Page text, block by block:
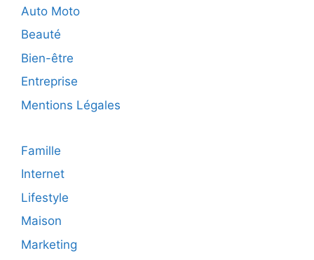
Auto Moto
Beauté
Bien-être
Entreprise
Mentions Légales
Famille
Internet
Lifestyle
Maison
Marketing